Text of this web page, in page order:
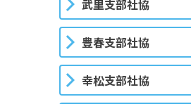
武里支部社協
豊春支部社協
幸松支部社協